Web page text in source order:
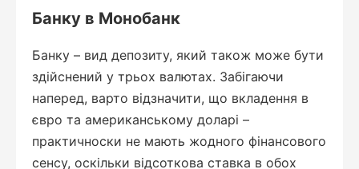
Банку в Монобанк
Банку – вид депозиту, який також може бути
здійснений у трьох валютах. Забігаючи
наперед, варто відзначити, що вкладення в
євро та американському доларі –
практичноски не мають жодного фінансового
сенсу, оскільки відсоткова ставка в обох